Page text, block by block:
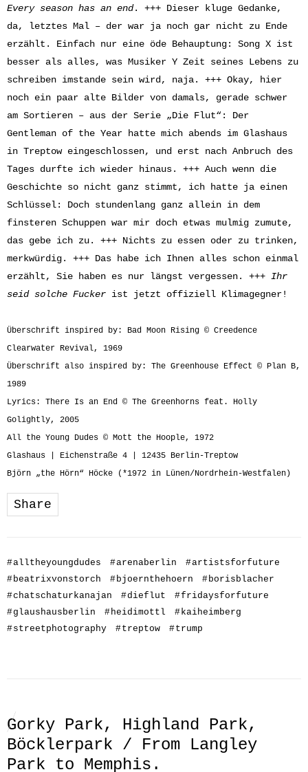
Every season has an end. +++ Dieser kluge Gedanke,
da, letztes Mal – der war ja noch gar nicht zu Ende
erzählt. Einfach nur eine öde Behauptung: Song X ist
besser als alles, was Musiker Y Zeit seines Lebens zu
schreiben imstande sein wird, naja. +++ Okay, hier
noch ein paar alte Bilder von damals, gerade schwer
am Sortieren – aus der Serie „Die Flut“: Der
Gentleman of the Year hatte mich abends im Glashaus
in Treptow eingeschlossen, und erst nach Anbruch des
Tages durfte ich wieder hinaus. +++ Auch wenn die
Geschichte so nicht ganz stimmt, ich hatte ja einen
Schlüssel: Doch stundenlang ganz allein in dem
finsteren Schuppen war mir doch etwas mulmig zumute,
das gebe ich zu. +++ Nichts zu essen oder zu trinken,
merkwürdig. +++ Das habe ich Ihnen alles schon einmal
erzählt, Sie haben es nur längst vergessen. +++ Ihr
seid solche Fucker ist jetzt offiziell Klimagegner!
Überschrift inspired by: Bad Moon Rising © Creedence
Clearwater Revival, 1969
Überschrift also inspired by: The Greenhouse Effect © Plan B,
1989
Lyrics: There Is an End © The Greenhorns feat. Holly
Golightly, 2005
All the Young Dudes © Mott the Hoople, 1972
Glashaus | Eichenstraße 4 | 12435 Berlin-Treptow
Björn „the Hörn“ Höcke (*1972 in Lünen/Nordrhein-Westfalen)
Share
#alltheyoungdudes #arenaberlin #artistsforfuture
#beatrixvonstorch #bjoernthehoern #borisblacher
#chatschaturkanajan #dieflut #fridaysforfuture
#glaushausberlin #heidimottl #kaiheimberg
#streetphotography #treptow #trump
Gorky Park, Highland Park,
Böcklerpark / From Langley
Park to Memphis.